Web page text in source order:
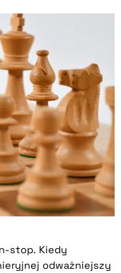
stop. Kiedy
odważniejszy